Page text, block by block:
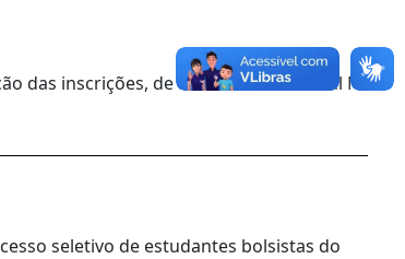
das inscrições, de acordo com o Edital Nº
seletivo de estudantes bolsistas do